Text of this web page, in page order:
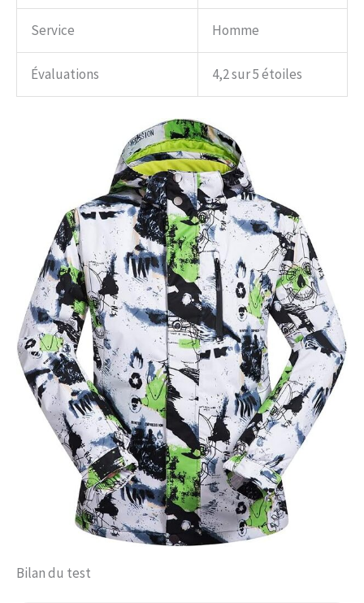
Service Homme
Évaluations 4,2 sur 5 étoiles
Bilan du test